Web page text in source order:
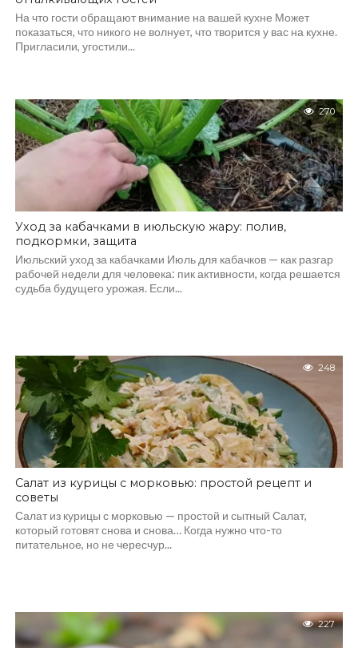
На что гости обращают внимание на вашей кухне Может
показаться, что никого не волнует, что творится у вас на кухне.
Пригласили, угостили...
270
Уход за кабачками в июльскую жару: полив,
подкормки, защита
Июльский уход за кабачками Июль для кабачков — как разгар
рабочей недели для человека: пик активности, когда решается
судьба будущего урожая. Если...
248
Салат из курицы с морковью: простой рецепт и
советы
Салат из курицы с морковью — простой и сытный Салат,
который готовят снова и снова… Когда нужно что-то
питательное, но не чересчур...
227